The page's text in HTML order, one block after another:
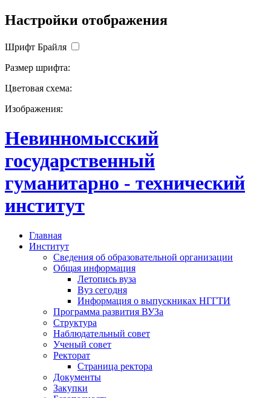
Настройки отображения
Шрифт Брайля
Размер шрифта:
Цветовая схема:
Изображения:
Невинномысский
государственный
гуманитарно - технический
институт
Главная
Институт
Сведения об образовательной организации
Общая информация
Летопись вуза
Вуз сегодня
Информация о выпускниках НГГТИ
Программа развития ВУЗа
Структура
Наблюдательный совет
Ученый совет
Ректорат
Страница ректора
Документы
Закупки